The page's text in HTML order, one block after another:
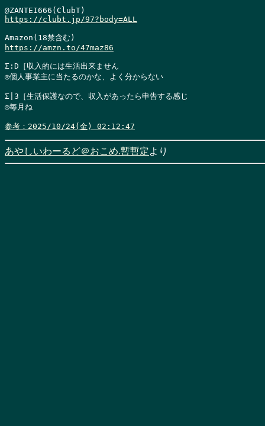
https://clubt.jp/97?body=ALL
https://amzn.to/47maz86
Σ:D［収入的には生活出来ません
◎個人事業主に当たるのかな、よく分からない
Σ|3［生活保護なので、収入があったら申告する感じ
◎毎月ね
参考：2025/10/24(金) 02:12:47
あやしいわーるど＠おこめ.暫暫定より